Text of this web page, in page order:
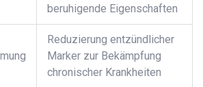
beruhigende Eigenschaften
Reduzierung entzündlicher
Marker zur Bekämpfung
chronischer Krankheiten